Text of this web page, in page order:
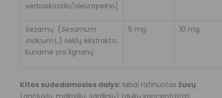
verbaskozido/oleuropeino]
Sezamų (Sesamum
indicumL.) sėklų ekstrakto,
kuriame yra lignanų
5 mg 10 mg
Kitos sudedamosios dalys: labai rafinuotasžuvų
(ančiuvių, makrelių, sardinių) taukų koncentratas,